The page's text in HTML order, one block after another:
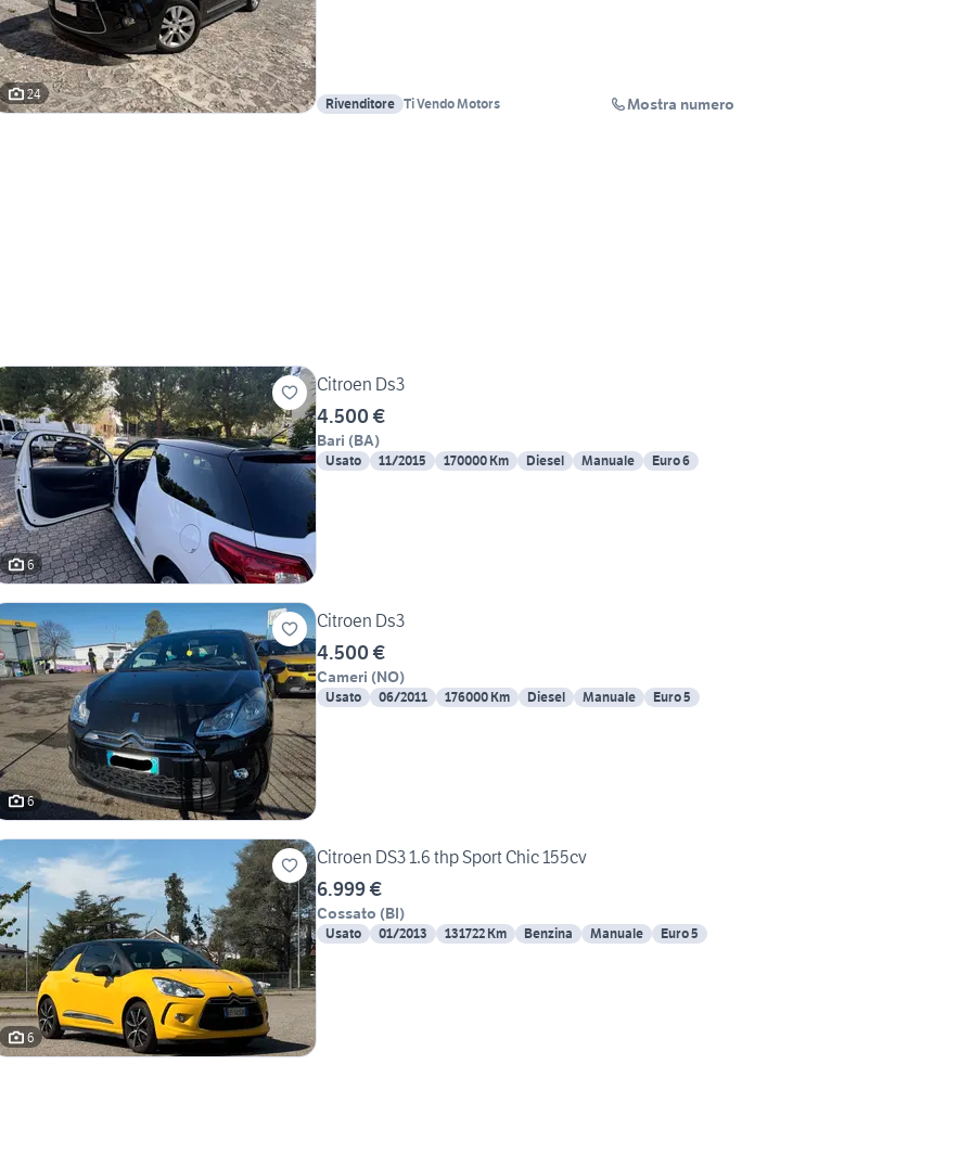
24
Rivenditore Ti Vendo Motors Mostra numero
6
Citroen Ds3
4.500 €
Bari (BA)
Usato 11/2015 170000 Km Diesel Manuale Euro 6
6
Citroen Ds3
4.500 €
Cameri (NO)
Usato 06/2011 176000 Km Diesel Manuale Euro 5
6
Citroen DS3 1.6 thp Sport Chic 155cv
6.999 €
Cossato (BI)
Usato 01/2013 131722 Km Benzina Manuale Euro 5